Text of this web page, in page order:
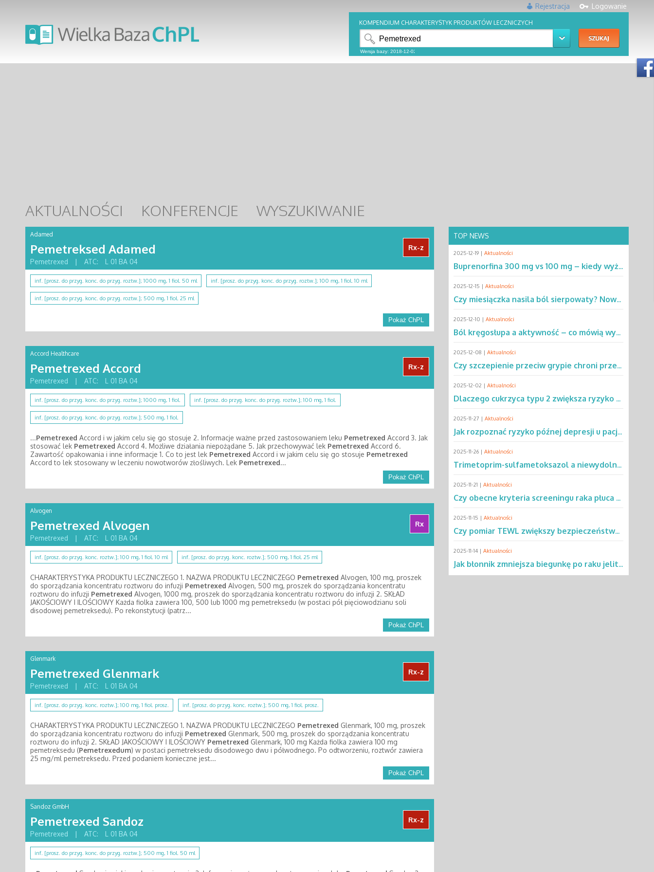
Logowanie
Rejestracja
KOMPENDIUM CHARAKTERYSTYK PRODUKTÓW LECZNICZYCH
AKTUALNOŚCI KONFERENCJE WYSZUKIWANIE
Adamed
Pemetreksed Adamed
Rx-z
Pemetrexed
| ATC: L 01 BA 04
inf. [prosz. do przyg. konc. do przyg. roztw.]; 1000 mg, 1 fiol. 50 ml inf. [prosz. do przyg. konc. do przyg. roztw.]; 100 mg, 1 fiol. 10 ml
inf. [prosz. do przyg. konc. do przyg. roztw.]; 500 mg, 1 fiol. 25 ml
Pokaż ChPL
Accord Healthcare
Pemetrexed Accord
Rx-z
Pemetrexed
| ATC: L 01 BA 04
inf. [prosz. do przyg. konc. do przyg. roztw.]; 1000 mg, 1 fiol. inf. [prosz. do przyg. konc. do przyg. roztw.]; 100 mg, 1 fiol.
inf. [prosz. do przyg. konc. do przyg. roztw.]; 500 mg, 1 fiol.
...Pemetrexed Accord i w jakim celu się go stosuje 2. Informacje ważne przed zastosowaniem leku Pemetrexed Accord 3. Jak
stosować lek Pemetrexed Accord 4. Możliwe działania niepożądane 5. Jak przechowywać lek Pemetrexed Accord 6.
Zawartość opakowania i inne informacje 1. Co to jest lek Pemetrexed Accord i w jakim celu się go stosuje Pemetrexed
Accord to lek stosowany w leczeniu nowotworów złośliwych. Lek Pemetrexed...
Pokaż ChPL
Alvogen
Pemetrexed Alvogen
Rx
Pemetrexed
| ATC: L 01 BA 04
inf. [prosz. do przyg. konc. roztw.]; 100 mg, 1 fiol. 10 ml inf. [prosz. do przyg. konc. roztw.]; 500 mg, 1 fiol. 25 ml
CHARAKTERYSTYKA PRODUKTU LECZNICZEGO 1. NAZWA PRODUKTU LECZNICZEGO Pemetrexed Alvogen, 100 mg, proszek
do sporządzania koncentratu roztworu do infuzji Pemetrexed Alvogen, 500 mg, proszek do sporządzania koncentratu
roztworu do infuzji Pemetrexed Alvogen, 1000 mg, proszek do sporządzania koncentratu roztworu do infuzji 2. SKŁAD
JAKOŚCIOWY I ILOŚCIOWY Każda fiolka zawiera 100, 500 lub 1000 mg pemetreksedu (w postaci pół pięciowodzianu soli
disodowej pemetreksedu). Po rekonstytucji (patrz...
Pokaż ChPL
Glenmark
Pemetrexed Glenmark
Rx-z
Pemetrexed
| ATC: L 01 BA 04
inf. [prosz. do przyg. konc. roztw.]; 100 mg, 1 fiol. prosz. inf. [prosz. do przyg. konc. roztw.]; 500 mg, 1 fiol. prosz.
CHARAKTERYSTYKA PRODUKTU LECZNICZEGO 1. NAZWA PRODUKTU LECZNICZEGO Pemetrexed Glenmark, 100 mg, proszek
do sporządzania koncentratu roztworu do infuzji Pemetrexed Glenmark, 500 mg, proszek do sporządzania koncentratu
roztworu do infuzji 2. SKŁAD JAKOŚCIOWY I ILOŚCIOWY Pemetrexed Glenmark, 100 mg Każda fiolka zawiera 100 mg
pemetreksedu (Pemetrexedum) w postaci pemetreksedu disodowego dwu i półwodnego. Po odtworzeniu, roztwór zawiera
25 mg/ml pemetreksedu. Przed podaniem konieczne jest...
Pokaż ChPL
Sandoz GmbH
Pemetrexed Sandoz
Rx-z
Pemetrexed
| ATC: L 01 BA 04
inf. [prosz. do przyg. konc. do przyg. roztw.]; 500 mg, 1 fiol. 50 ml
TOP NEWS
2025-12-19 | Aktualności
Buprenorfina 300 mg vs 100 mg – kiedy wyższa dawka ma przewagę? Sprawdź!
2025-12-15 | Aktualności
Czy miesiączka nasila ból sierpowaty? Nowe dane zmieniają podejście do SCD
2025-12-10 | Aktualności
Ból kręgosłupa a aktywność – co mówią wyniki rocznej obserwacji?
2025-12-08 | Aktualności
Czy szczepienie przeciw grypie chroni przed chorobą Parkinsona?
2025-12-02 | Aktualności
Dlaczego cukrzyca typu 2 zwiększa ryzyko gruźlicy? Poznaj mechanizmy
2025-11-27 | Aktualności
Jak rozpoznać ryzyko późnej depresji u pacjentów po leczeniu raka?
2025-11-26 | Aktualności
Trimetoprim-sulfametoksazol a niewydolność oddechowa – co mówią dane?
2025-11-21 | Aktualności
Czy obecne kryteria screeningu raka płuca wykluczają 2/3 pacjentów?
2025-11-15 | Aktualności
Czy pomiar TEWL zwiększy bezpieczeństwo testów alergicznych u dzieci?
2025-11-14 | Aktualności
Jak błonnik zmniejsza biegunkę po raku jelita grubego?